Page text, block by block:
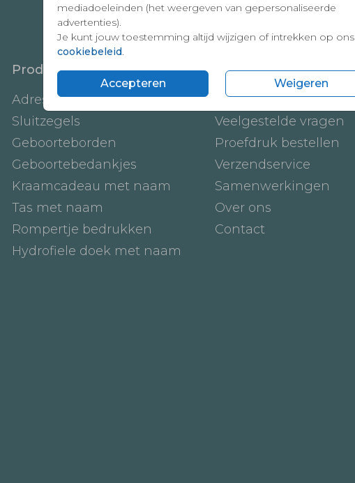
mediadoeleinden (het weergeven van gepersonaliseerde
advertenties).
Je kunt jouw toestemming altijd wijzigen of intrekken op ons
cookiebeleid
Accepteren Weigeren
Producten
Adresstickers
Sluitzegels
Geboorteborden
Geboortebedankjes
Kraamcadeau met naam
Tas met naam
Rompertje bedrukken
Hydrofiele doek met naam
Onze service
Hoe werkt het
Veelgestelde vragen
Proefdruk bestellen
Verzendservice
Samenwerkingen
Over ons
Contact